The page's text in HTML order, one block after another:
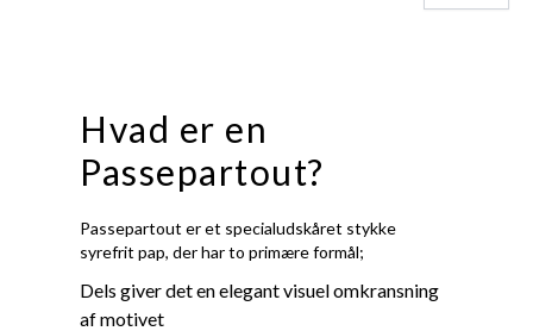
Hvad er en
Passepartout?
Passepartout er et specialudskåret stykke
syrefrit pap, der har to primære formål;
Dels giver det en elegant visuel omkransning
af motivet